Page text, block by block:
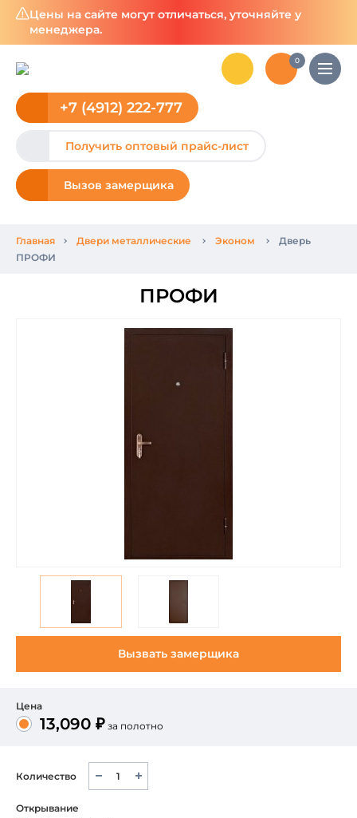
Цены на сайте могут отличаться, уточняйте у
менеджера.
0
+7 (4912) 222-777
Получить оптовый прайс-лист
Вызов замерщика
Главная Двери металлические Эконом
Дверь
ПРОФИ
ПРОФИ
Вызвать замерщика
Цена
13,090 ₽ за полотно
Количество
Открывание